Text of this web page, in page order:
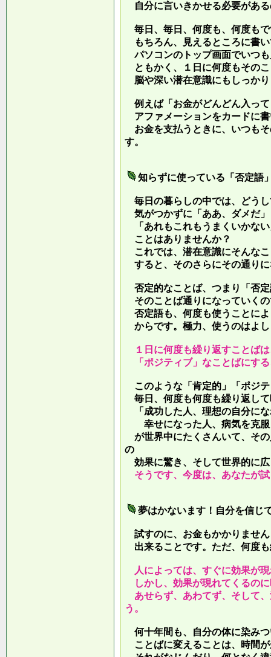
自分に言いきかせる必要があ
毎日、毎日、何度も、何度も
もちろん、見えるところに書
パソコンのトップ画面でいつ
ともかく、１日に何度もその
脳や深い潜在意識にもしっか
例えば「お金がどんどん入っ
アファメーションをカードに
お金を支払うときに、いつも
す。
知らずに使っている「否定語
毎日の暮らしの中では、どう
気がつかずに「ああ、ダメだ
「あれもこれもうまくいかな
ことはありませんか？
これでは、潜在意識にそんな
すると、そのさらにその通り
否定的なことば、つまり「否
そのことば通りになっていく
否定語も、何度も使うことに
からです。極力、使うのはよ
１日に何度も繰り返すことば
「ポジティブ」なことばにす
このような「肯定的」「ポジ
毎日、何度も何度も繰り返し
「成功した人、理想の自分に
幸せになった人、病気を克服
が世界中にたくさんいて、そ
の
効果に驚き、そして世界的に
そうです、今度は、あなたが
夢はかないます！自分を信じ
試すのに、お金もかかりませ
出来ることです。ただ、何度
人によっては、すぐに効果が
しかし、効果が現れてくるの
あせらず、あわてず、そして
う。
何十年間も、自分の体に染み
ことばに変えることは、時間